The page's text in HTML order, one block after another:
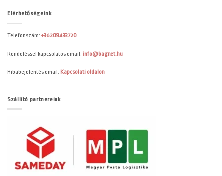
Elérhetőségeink
Telefonszám: +36209433720
Rendeléssel kapcsolatos email: info@bagnet.hu
Hibabejelentés email: Kapcsolati oldalon
Szállító partnereink